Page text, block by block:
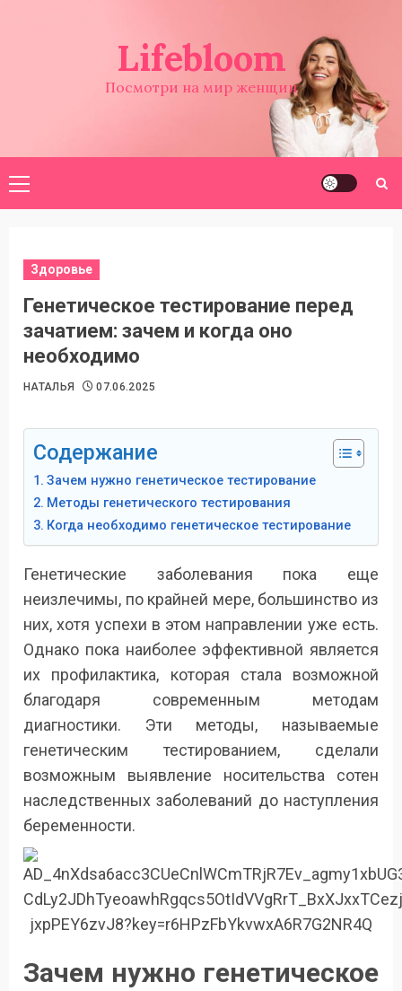
Lifebloom
Посмотри на мир женщин
Основное
меню
Здоровье
Генетическое тестирование перед
зачатием: зачем и когда оно
необходимо
НАТАЛЬЯ 07.06.2025
Содержание
Зачем нужно генетическое тестирование
Методы генетического тестирования
Когда необходимо генетическое тестирование
Генетические заболевания пока еще
неизлечимы, по крайней мере, большинство из
них, хотя успехи в этом направлении уже есть.
Однако пока наиболее эффективной является
их профилактика, которая стала возможной
благодаря современным методам
диагностики. Эти методы, называемые
генетическим тестированием, сделали
возможным выявление носительства сотен
наследственных заболеваний до наступления
беременности.
Зачем нужно генетическое